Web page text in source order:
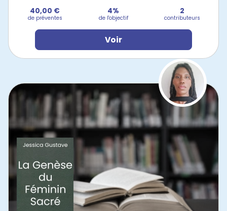
40,00 €
de préventes
4%
de l'objectif
2
contributeurs
Voir